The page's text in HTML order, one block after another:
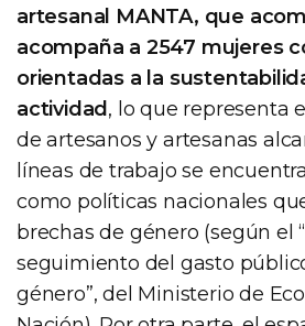
artesanal MANTA, que
acompaña a 2547 mujeres
orientadas a la
actividad , lo que representa
de artesanos y artesanas
líneas de trabajo se
como políticas nacionales
brechas de género (según el
seguimiento del gasto
género”, del Ministerio de